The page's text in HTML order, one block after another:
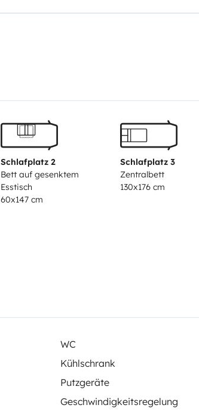
Schlafplatz 2
Bett auf gesenktem
Esstisch
60x147 cm
Schlafplatz 3
Zentralbett
130x176 cm
WC
Kühlschrank
Putzgeräte
Geschwindigkeitsregelung